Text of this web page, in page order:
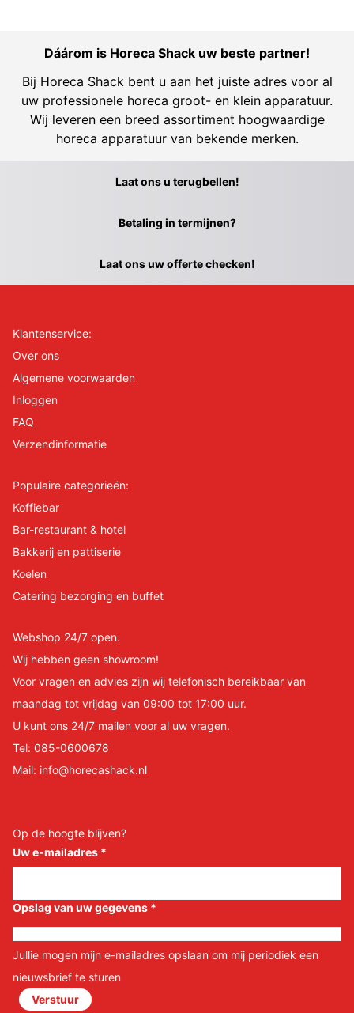
Dáárom is Horeca Shack uw beste partner!
Bij Horeca Shack bent u aan het juiste adres voor al
uw professionele horeca groot- en klein apparatuur.
Wij leveren een breed assortiment hoogwaardige
horeca apparatuur van bekende merken.
Laat ons u terugbellen!
Betaling in termijnen?
Laat ons uw offerte checken!
Klantenservice:
Over ons
Algemene voorwaarden
Inloggen
FAQ
Verzendinformatie
Populaire categorieën:
Koffiebar
Bar-restaurant & hotel
Bakkerij en pattiserie
Koelen
Catering bezorging en buffet
Webshop 24/7 open.
Wij hebben geen showroom!
Voor vragen en advies zijn wij telefonisch bereikbaar van
maandag tot vrijdag van 09:00 tot 17:00 uur.
U kunt ons 24/7 mailen voor al uw vragen.
Tel: 085-0600678
Mail: info@horecashack.nl
Op de hoogte blijven?
Uw e-mailadres *
Opslag van uw gegevens *
Jullie mogen mijn e-mailadres opslaan om mij periodiek een
nieuwsbrief te sturen
Verstuur